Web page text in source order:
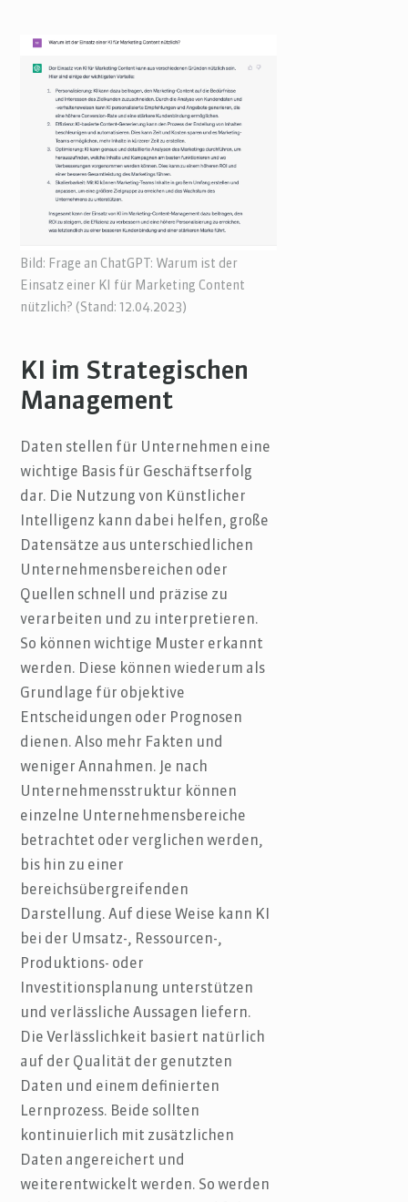
Bild: Frage an ChatGPT: Warum ist der
Einsatz einer KI für Marketing Content
nützlich? (Stand: 12.04.2023)
KI im Strategischen
Management
Daten stellen für Unternehmen eine
wichtige Basis für Geschäftserfolg
dar. Die Nutzung von Künstlicher
Intelligenz kann dabei helfen, große
Datensätze aus unterschiedlichen
Unternehmensbereichen oder
Quellen schnell und präzise zu
verarbeiten und zu interpretieren.
So können wichtige Muster erkannt
werden. Diese können wiederum als
Grundlage für objektive
Entscheidungen oder Prognosen
dienen. Also mehr Fakten und
weniger Annahmen. Je nach
Unternehmensstruktur können
einzelne Unternehmensbereiche
betrachtet oder verglichen werden,
bis hin zu einer
bereichsübergreifenden
Darstellung. Auf diese Weise kann KI
bei der Umsatz-, Ressourcen-,
Produktions- oder
Investitionsplanung unterstützen
und verlässliche Aussagen liefern.
Die Verlässlichkeit basiert natürlich
auf der Qualität der genutzten
Daten und einem definierten
Lernprozess. Beide sollten
kontinuierlich mit zusätzlichen
Daten angereichert und
weiterentwickelt werden. So werden